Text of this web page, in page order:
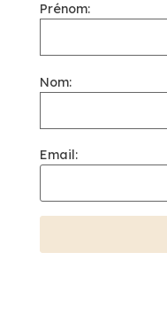
Prénom:
Nom:
Email: